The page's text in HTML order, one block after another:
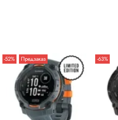
-52% Предзаказ -63%